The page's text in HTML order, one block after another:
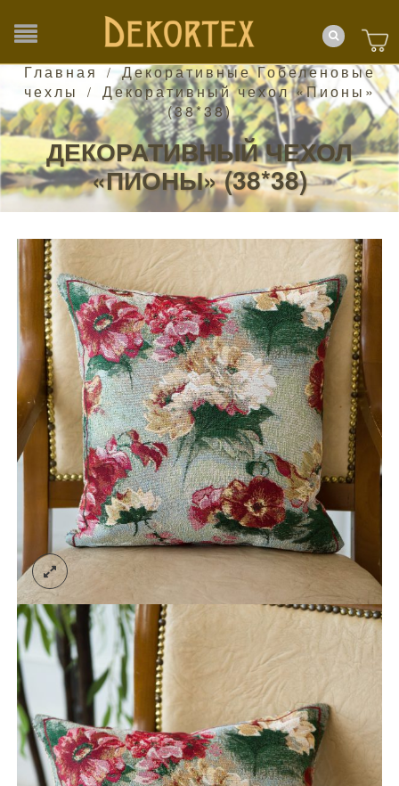
Главная /
Декоративные Гобеленовые
чехлы
/
Декоративный чехол «Пионы»
(38*38)
ДЕКОРАТИВНЫЙ ЧЕХОЛ
«ПИОНЫ» (38*38)